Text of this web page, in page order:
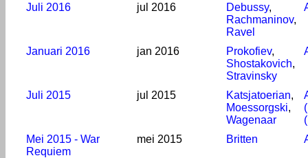
Juli 2016 jul 2016 Debussy,
Rachmaninov,
Ravel
Januari 2016 jan 2016 Prokofiev,
Shostakovich,
Stravinsky
Juli 2015 jul 2015 Katsjatoerian,
Moessorgski,
Wagenaar
Mei 2015 - War
Requiem
mei 2015 Britten